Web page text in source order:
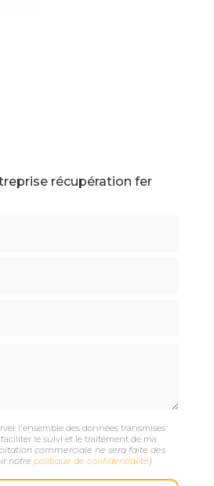
récupération fer
l'ensemble des données transmises
le suivi et le traitement de ma
commerciale ne sera faite des
notre politique de confidentialité )